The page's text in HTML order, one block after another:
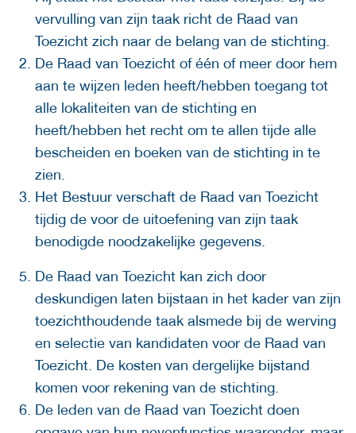
vervulling van zijn taak richt de Raad van
Toezicht zich naar de belang van de stichting.
De Raad van Toezicht of één of meer door hem
aan te wijzen leden heeft/hebben toegang tot
alle lokaliteiten van de stichting en
heeft/hebben het recht om te allen tijde alle
bescheiden en boeken van de stichting in te
zien.
Het Bestuur verschaft de Raad van Toezicht
tijdig de voor de uitoefening van zijn taak
benodigde noodzakelijke gegevens.
De Raad van Toezicht kan zich door
deskundigen laten bijstaan in het kader van zijn
toezichthoudende taak alsmede bij de werving
en selectie van kandidaten voor de Raad van
Toezicht. De kosten van dergelijke bijstand
komen voor rekening van de stichting.
De leden van de Raad van Toezicht doen